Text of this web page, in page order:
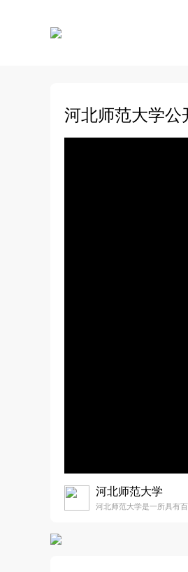
河北师范大学公
河北师范大学
河北师范大学是一所具有